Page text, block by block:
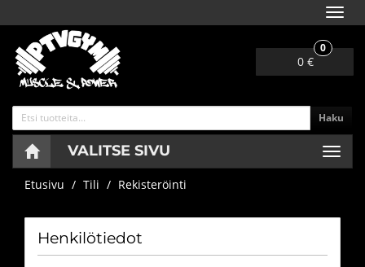
0 €
0
Haku
VALITSE SIVU
Etusivu Tili Rekisteröinti
Henkilötiedot